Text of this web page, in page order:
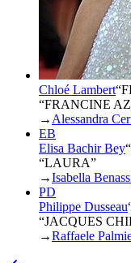
Chloé Lambert“
“FRANCINE
→ Alessandra
EB
Elisa Bachir Bey“
“LAURA”
→Isabella
PD
Philippe Dusseau
“JACQUES
→Raffaele